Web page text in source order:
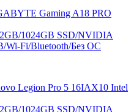
Gaming A18 PRO
1024GB SSD/NVIDIA
Wi-Fi/Bluetooth/Без ОС
Legion Pro 5 16IAX10 Intel
1024GB SSD/NVIDIA